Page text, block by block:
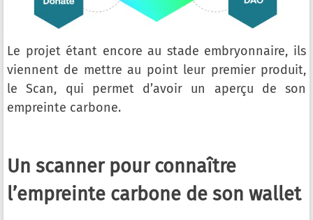
Le projet étant encore au stade embryonnaire, ils
viennent de mettre au point leur premier produit,
le Scan, qui permet d’avoir un aperçu de son
empreinte carbone.
Un scanner pour connaître
l’empreinte carbone de son wallet